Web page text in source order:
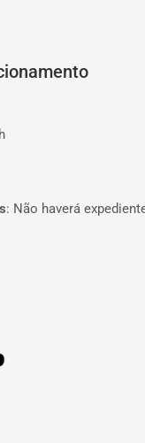
: Não haverá